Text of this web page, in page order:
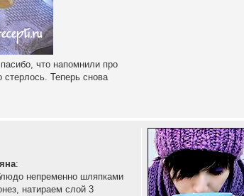
что напомнили про
Теперь снова
:
непременно шляпками
натираем слой 3